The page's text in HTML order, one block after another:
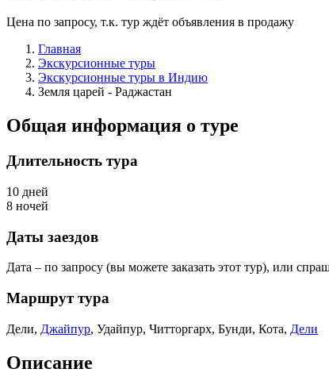
Цена по запросу, т.к. тур ждёт объявления в продажу
Главная
Экскурсионные туры
Экскурсионные туры в Индию
Земля царей - Раджастан
Общая информация о туре
Длительность тура
10 дней
8 ночей
Даты заездов
Дата – по запросу (вы можете заказать этот тур), или
Маршрут тура
Дели, Джайпур, Удайпур, Читторгарх, Бунди, Кота, Дели
Описание